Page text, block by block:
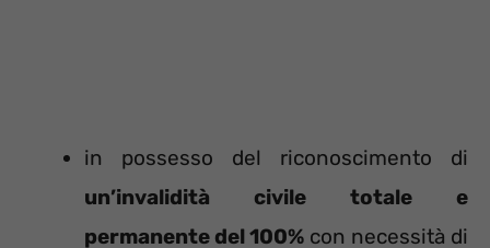
in possesso del riconoscimento di
un’invalidità civile totale e
permanente del 100% con necessità di